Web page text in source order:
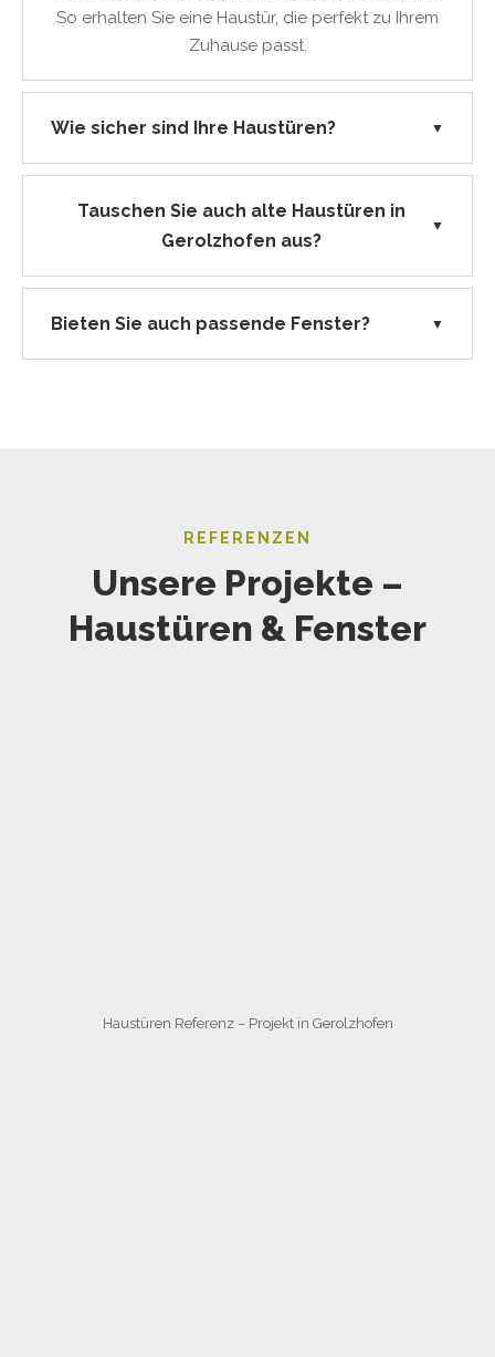
So erhalten Sie eine Haustür, die perfekt zu Ihrem
Zuhause passt.
Wie sicher sind Ihre Haustüren? ▼
Tauschen Sie auch alte Haustüren in
Gerolzhofen aus?
▼
Bieten Sie auch passende Fenster? ▼
REFERENZEN
Unsere Projekte –
Haustüren & Fenster
Haustüren Referenz – Projekt in Gerolzhofen